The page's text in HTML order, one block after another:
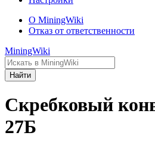
О MiningWiki
Отказ от ответственности
MiningWiki
Найти
Скребковый
27Б